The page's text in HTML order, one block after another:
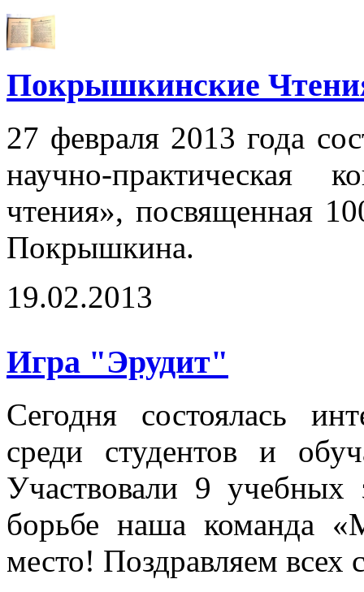
Покрышкинские
27 февраля 2013 года
научно-практическая
чтения», посвященная
Покрышкина.
19.02.2013
Игра "Эрудит"
Сегодня состоялась
среди студентов и
Участвовали 9 учебных
борьбе наша команда
место! Поздравляем всех